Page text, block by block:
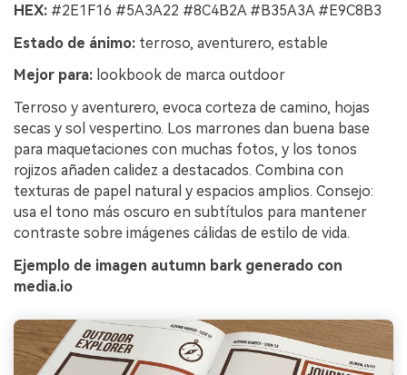
HEX: #2E1F16 #5A3A22 #8C4B2A #B35A3A #E9C8B3
Estado de ánimo: terroso, aventurero, estable
Mejor para: lookbook de marca outdoor
Terroso y aventurero, evoca corteza de camino, hojas
secas y sol vespertino. Los marrones dan buena base
para maquetaciones con muchas fotos, y los tonos
rojizos añaden calidez a destacados. Combina con
texturas de papel natural y espacios amplios. Consejo:
usa el tono más oscuro en subtítulos para mantener
contraste sobre imágenes cálidas de estilo de vida.
Ejemplo de imagen autumn bark generado con
media.io